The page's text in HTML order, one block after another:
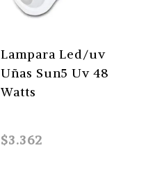
Lampara Led/uv
Uñas Sun5 Uv 48
Watts
$3.362